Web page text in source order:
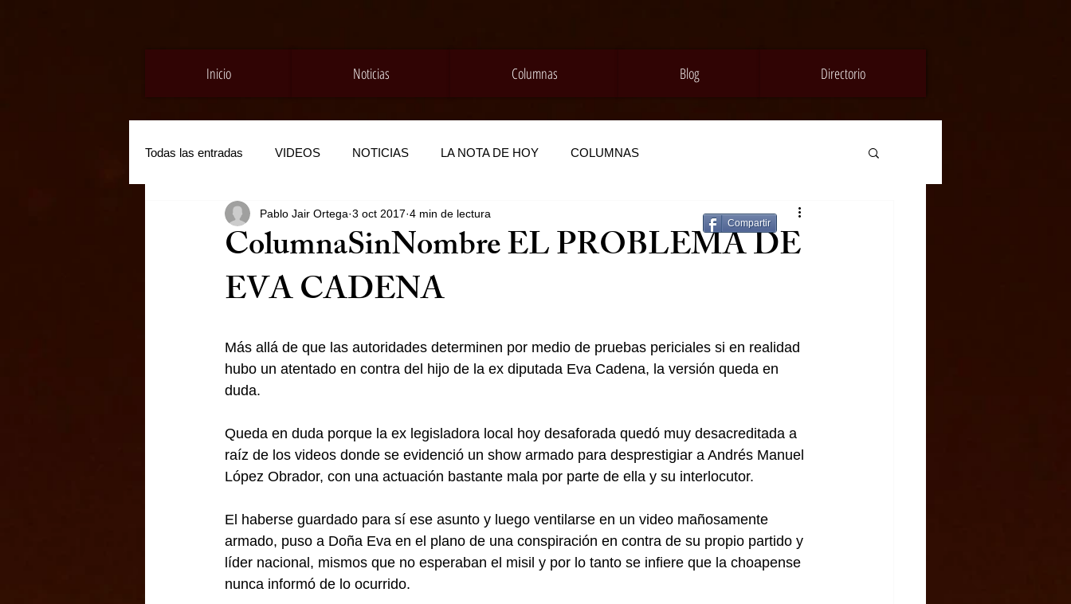
Inicio Noticias Columnas Blog Directorio
Todas las entradas VIDEOS NOTICIAS LA NOTA DE HOY COLUMNAS
ColumnaSinNombre EL PROBLEMA DE
EVA CADENA
Pablo Jair Ortega 3 oct 2017 4 min de lectura
Más allá de que las autoridades determinen por medio de pruebas periciales si en realidad
hubo un atentado en contra del hijo de la ex diputada Eva Cadena, la versión queda en
duda.
Queda en duda porque la ex legisladora local hoy desaforada quedó muy desacreditada a
raíz de los videos donde se evidenció un show armado para desprestigiar a Andrés Manuel
López Obrador, con una actuación bastante mala por parte de ella y su interlocutor.
El haberse guardado para sí ese asunto y luego ventilarse en un video mañosamente
armado, puso a Doña Eva en el plano de una conspiración en contra de su propio partido y
líder nacional, mismos que no esperaban el misil y por lo tanto se infiere que la choapense
nunca informó de lo ocurrido.
Compartir